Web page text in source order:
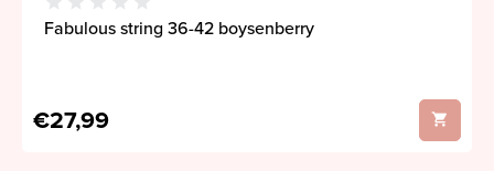
Fabulous string 36-42 boysenberry
€27,99